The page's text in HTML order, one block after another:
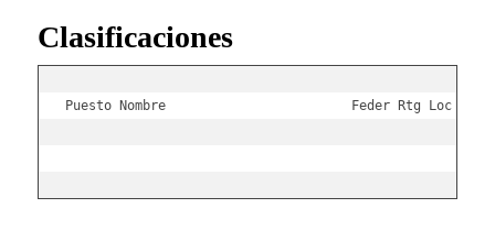
Clasificaciones
Puesto Nombre                        Feder Rtg Loc